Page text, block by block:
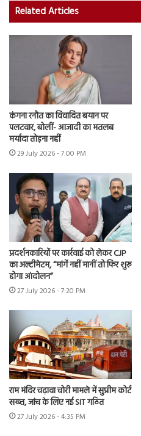
Related Articles
कंगना रनौत का विवादित बयान पर
पलटवार, बोलीं- आजादी का मतलब
मर्यादा तोड़ना नहीं
29 July 2026 - 7:00 PM
प्रदर्शनकारियों पर कार्रवाई को लेकर CJP
का अल्टीमेटम, “मांगें नहीं मानीं तो फिर शुरू
होगा आंदोलन”
27 July 2026 - 7:20 PM
राम मंदिर चढ़ावा चोरी मामले में सुप्रीम कोर्ट
सख्त, जांच के लिए नई SIT गठित
27 July 2026 - 4:35 PM